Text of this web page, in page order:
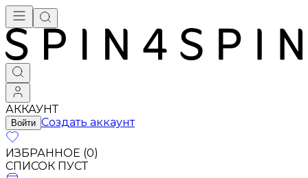
АККАУНТ
Войти Создать аккаунт
ИЗБРАННОЕ (0)
СПИСОК ПУСТ